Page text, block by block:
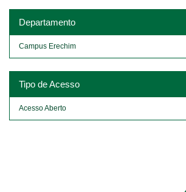
Departamento
Campus Erechim
Tipo de Acesso
Acesso Aberto